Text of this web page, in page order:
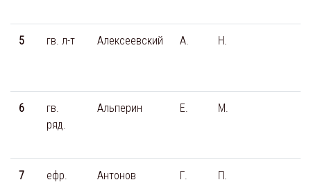
5 гв. л-т Алексеевский А. Н.
6
гв.
ряд.
Альперин Е. М.
7 ефр. Антонов Г. П.